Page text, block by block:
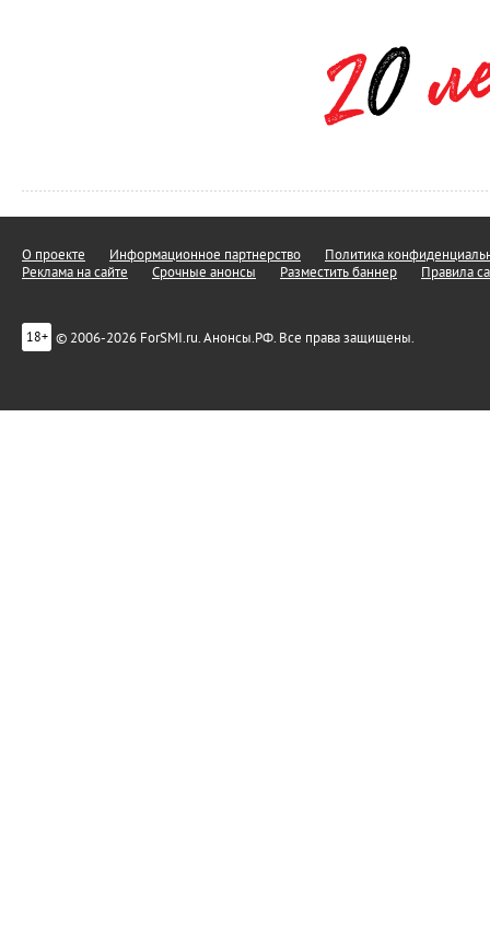
О проекте Информационное партнерство
Политика
Реклама на сайте
Срочные анонсы Разместить баннер Правила
18+ © 2006-2026 ForSMI.ru. Анонсы.РФ. Все права защищены.